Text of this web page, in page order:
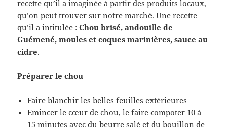
recette qu’il a imaginée à partir des produits locaux,
qu’on peut trouver sur notre marché. Une recette
qu’il a intitulée :Chou brisé, andouille de
Guémené, moules et coques marinières, sauce au
cidre.
Préparer le chou
Faire blanchir les belles feuilles extérieures
Emincer le cœur de chou, le faire compoter 10 à
15 minutes avec du beurre salé et du bouillon de